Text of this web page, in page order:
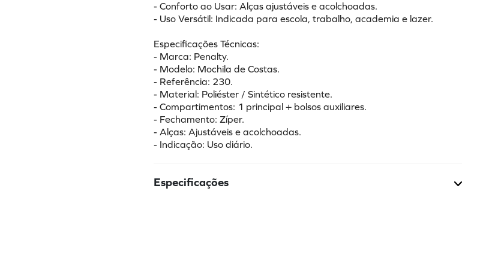
- Conforto ao Usar: Alças ajustáveis e acolchoadas.
- Uso Versátil: Indicada para escola, trabalho, academia e lazer.
Especificações Técnicas:
- Marca: Penalty.
- Modelo: Mochila de Costas.
- Referência: 230.
- Material: Poliéster / Sintético resistente.
- Compartimentos: 1 principal + bolsos auxiliares.
- Fechamento: Zíper.
- Alças: Ajustáveis e acolchoadas.
- Indicação: Uso diário.
Especificações